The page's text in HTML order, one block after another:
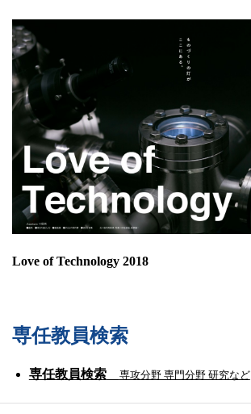
Love of Technology 2018
専任教員検索
専任教員検索 専攻分野 専門分野 研究など